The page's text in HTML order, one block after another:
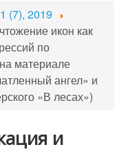
к оформлению
Учредители
(7), 2019
икон как
по
материале
ангел» и
«В лесах»)
и